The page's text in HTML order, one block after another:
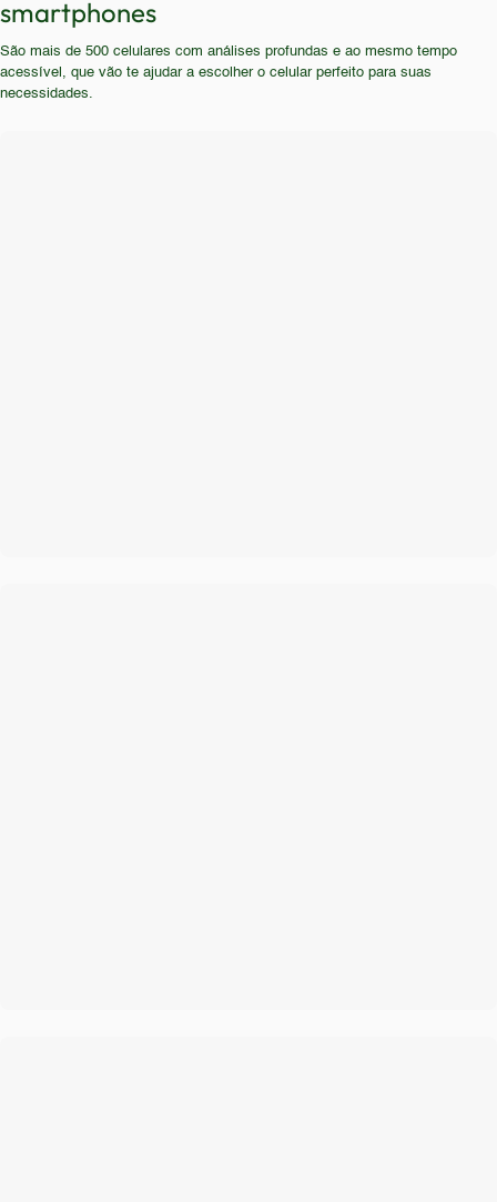
foco em durabilidade e praticidade. É um bom
aparelho para uso secundário, como um celular de
a velocidade nas atividades diárias. Usuários que
buscam uma experiência completa e atualizada
devem buscar alternativas mais recentes.
smartphones
São mais de 500 celulares com análises profundas e ao mesmo tempo
acessível, que vão te ajudar a escolher o celular perfeito para suas
necessidades.